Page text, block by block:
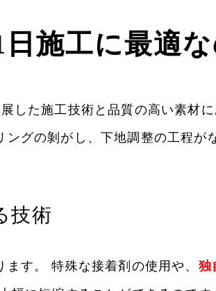
施工に最適
した施工技術と品質の高い素材
グの剝がし、下地調整の工程が
技術
す。 特殊な接着剤の使用や、 独